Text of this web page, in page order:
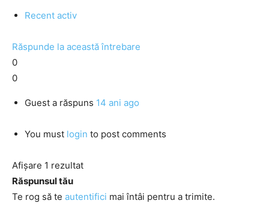
Recent activ
Răspunde la această întrebare
0
0
Guest a răspuns 14 ani ago
You must login to post comments
Afișare 1 rezultat
Răspunsul tău
Te rog să te autentifici mai întâi pentru a trimite.